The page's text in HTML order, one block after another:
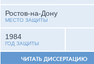
Ростов-на-Дону
МЕСТО ЗАЩИТЫ
1984
ГОД ЗАЩИТЫ
ЧИТАТЬ ДИССЕРТАЦИЮ